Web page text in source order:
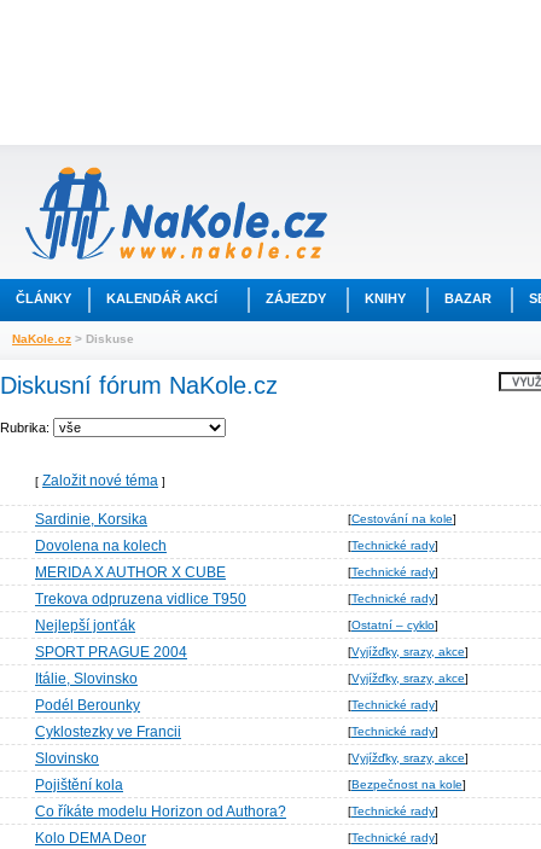
ČLÁNKY KALENDÁŘ AKCÍ ZÁJEZDY KNIHY BAZAR
NaKole.cz > Diskuse
Diskusní fórum NaKole.cz
Rubrika:
[ Založit nové téma ]
Sardinie, Korsika [Cestování na kole]
Dovolena na kolech [Technické rady]
MERIDA X AUTHOR X CUBE [Technické rady]
Trekova odpruzena vidlice T950 [Technické rady]
Nejlepší jonťák [Ostatní – cyklo]
SPORT PRAGUE 2004 [Vyjížďky, srazy, akce]
Itálie, Slovinsko [Vyjížďky, srazy, akce]
Podél Berounky [Technické rady]
Cyklostezky ve Francii [Technické rady]
Slovinsko [Vyjížďky, srazy, akce]
Pojištění kola [Bezpečnost na kole]
Co říkáte modelu Horizon od Authora? [Technické rady]
Kolo DEMA Deor [Technické rady]